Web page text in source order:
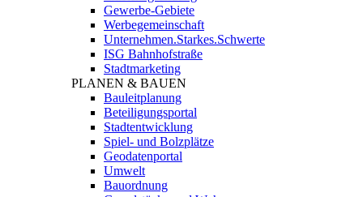
Gewerbe-Gebiete
Werbegemeinschaft
Unternehmen.Starkes.Schwerte
ISG Bahnhofstraße
Stadtmarketing
PLANEN & BAUEN
Bauleitplanung
Beteiligungsportal
Stadtentwicklung
Spiel- und Bolzplätze
Geodatenportal
Umwelt
Bauordnung